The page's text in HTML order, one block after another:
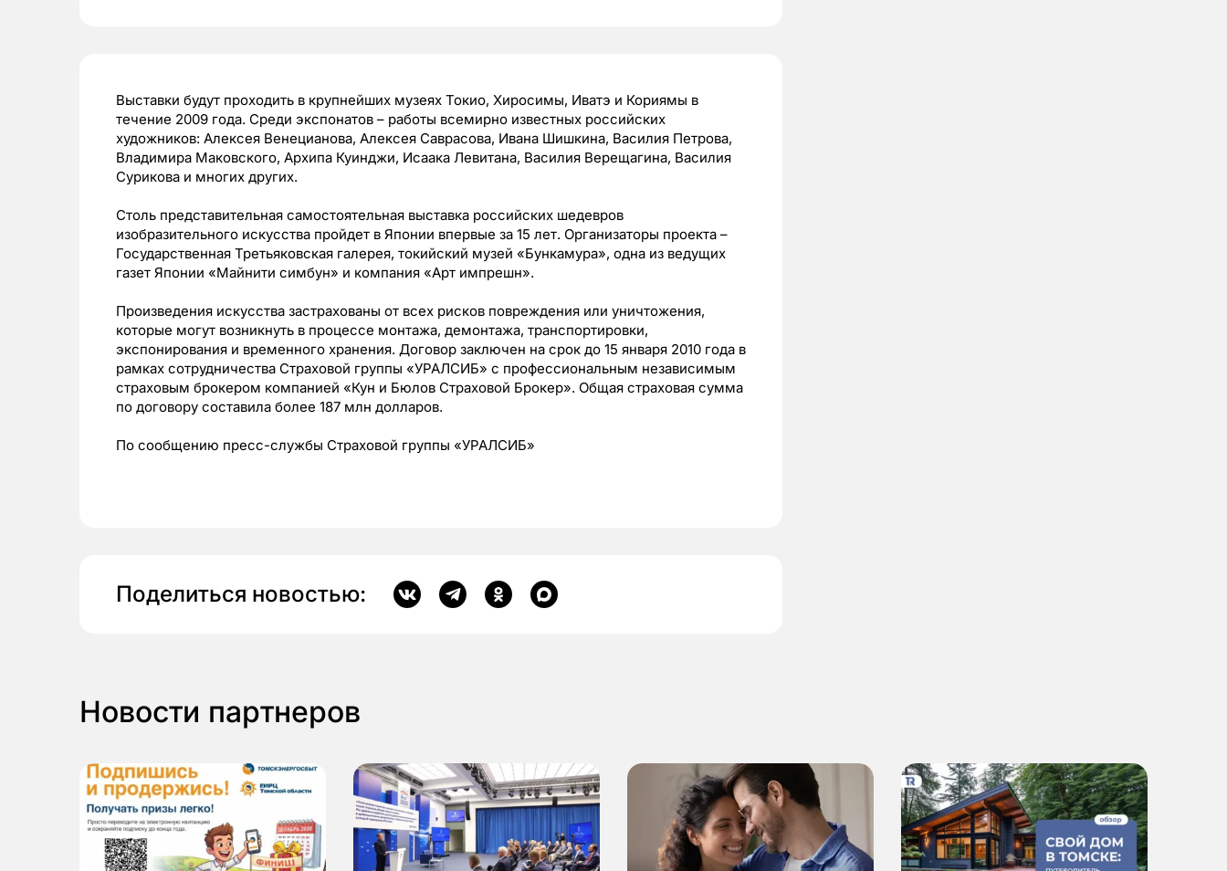
Выставки будут проходить в крупнейших музеях Токио, Хиросимы, Иватэ и Кориямы в
течение 2009 года. Среди экспонатов – работы всемирно известных российских
художников: Алексея Венецианова, Алексея Саврасова, Ивана Шишкина, Василия Петрова,
Владимира Маковского, Архипа Куинджи, Исаака Левитана, Василия Верещагина, Василия
Сурикова и многих других.
Столь представительная самостоятельная выставка российских шедевров
изобразительного искусства пройдет в Японии впервые за 15 лет. Организаторы проекта –
Государственная Третьяковская галерея, токийский музей «Бункамура», одна из ведущих
газет Японии «Майнити симбун» и компания «Арт импрешн».
Произведения искусства застрахованы от всех рисков повреждения или уничтожения,
которые могут возникнуть в процессе монтажа, демонтажа, транспортировки,
экспонирования и временного хранения. Договор заключен на срок до 15 января 2010 года в
рамках сотрудничества Страховой группы «УРАЛСИБ» с профессиональным независимым
страховым брокером компанией «Кун и Бюлов Страховой Брокер». Общая страховая сумма
по договору составила более 187 млн долларов.
По сообщению пресс-службы Страховой группы «УРАЛСИБ»
Поделиться новостью:
Новости партнеров